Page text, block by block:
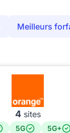
Meilleurs
4sites
5G
5G+